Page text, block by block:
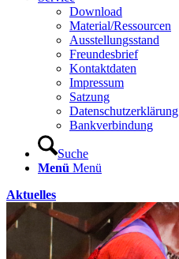
Download
Material/Ressourcen
Ausstellungsstand
Freundesbrief
Kontaktdaten
Impressum
Satzung
Datenschutzerklärung
Bankverbindung
Suche
Menü Menü
Aktuelles